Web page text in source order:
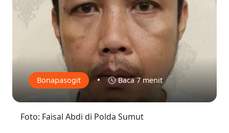
Bonapasogit • Baca 7 menit
Foto: Faisal Abdi di Polda Sumut